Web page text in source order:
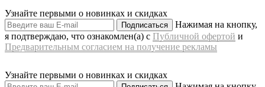
Узнайте первыми о новинках и скидках
Подписаться
Нажимая на кнопку,
я подтверждаю, что ознакомлен(а) с Публичной офертой и
Предварительным согласием на получение рекламы
Узнайте первыми о новинках и скидках